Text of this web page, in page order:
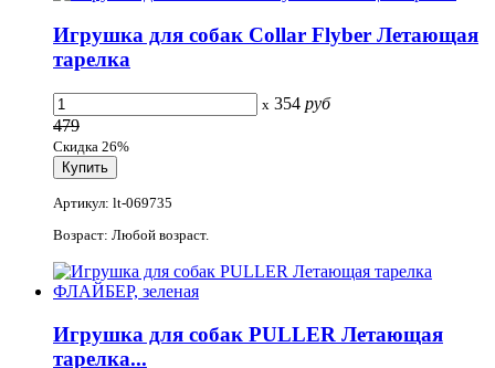
Игрушка для собак Collar Flyber Летающая
тарелка
x 354 руб
479
Скидка 26%
Артикул: lt-069735
Возраст: Любой возраст.
Игрушка для собак PULLER Летающая
тарелка...